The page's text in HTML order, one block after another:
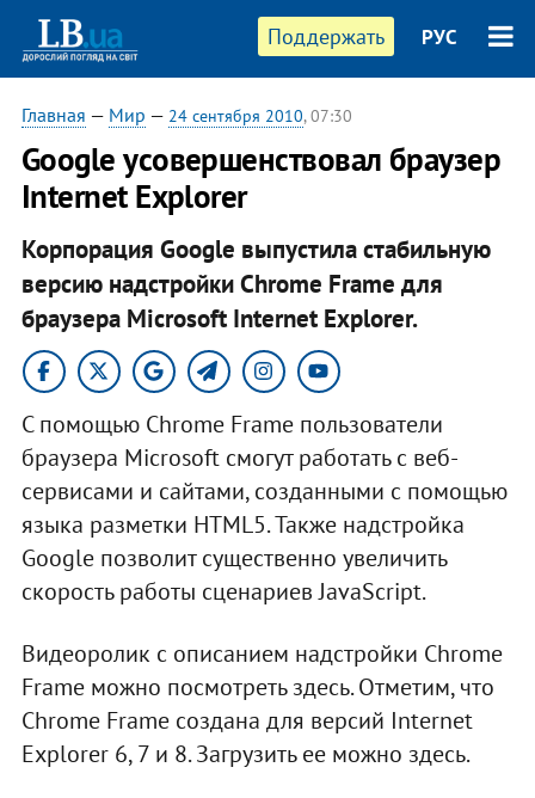
Поддержать РУС
Главная — Мир — 24 сентября 2010, 07:30
Google усовершенствовал браузер
Internet Explorer
Корпорация Google выпустила стабильную
версию надстройки Chrome Frame для
браузера Microsoft Internet Explorer.
С помощью Chrome Frame пользователи
браузера Microsoft смогут работать с веб-
сервисами и сайтами, созданными с помощью
языка разметки HTML5. Также надстройка
Google позволит существенно увеличить
скорость работы сценариев JavaScript.
Видеоролик с описанием надстройки Chrome
Frame можно посмотреть здесь. Отметим, что
Chrome Frame создана для версий Internet
Explorer 6, 7 и 8. Загрузить ее можно здесь.